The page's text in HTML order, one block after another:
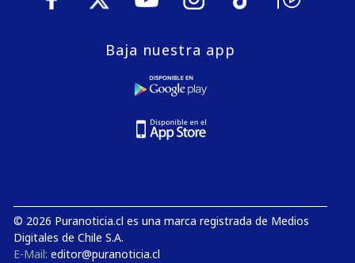
Baja nuestra app
© 2026 Puranoticia.cl es una marca registrada de Medios
Digitales de Chile S.A.
E-Mail: editor@puranoticia.cl